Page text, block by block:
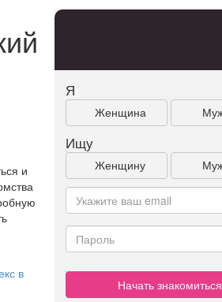
и
в
Я
Женщина
Ищу
Женщину
Начать знакомиться